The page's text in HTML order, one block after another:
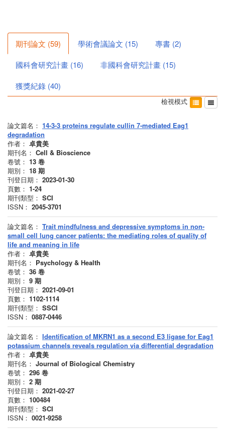
期刊論文 (59) 學術會議論文 (15) 專書 (2)
國科會研究計畫 (16) 非國科會研究計畫 (15)
獲獎紀錄 (40)
檢視模式
論文篇名： 14-3-3 proteins regulate cullin 7-mediated Eag1
degradation
作者： 卓貴美
期刊名： Cell & Bioscience
卷號： 13 卷
期別： 18 期
刊登日期： 2023-01-30
頁數： 1-24
期刊類型： SCI
ISSN： 2045-3701
論文篇名： Trait mindfulness and depressive symptoms in non-
small cell lung cancer patients: the mediating roles of quality of
life and meaning in life
作者： 卓貴美
期刊名： Psychology & Health
卷號： 36 卷
期別： 9 期
刊登日期： 2021-09-01
頁數： 1102-1114
期刊類型： SSCI
ISSN： 0887-0446
論文篇名： Identification of MKRN1 as a second E3 ligase for Eag1
potassium channels reveals regulation via differential degradation
作者： 卓貴美
期刊名： Journal of Biological Chemistry
卷號： 296 卷
期別： 2 期
刊登日期： 2021-02-27
頁數： 100484
期刊類型： SCI
ISSN： 0021-9258